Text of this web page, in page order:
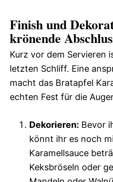
Finish und
krönende
Kurz vor dem Servieren
letzten Schliff. Eine
macht das Bratapfel
echten Fest für die
Dekorieren: Bevor
könnt ihr es noch
Karamellsauce
Keksbröseln oder